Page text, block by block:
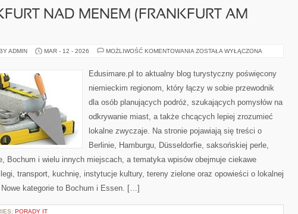
NAD MENEM (FRANKFURT AM
ADMIN MAR - 12 - 2026 MOŻLIWOŚĆ KOMENTOWANIA FRANKFURT
(FRANKFURT
AM
ZOSTAŁA WYŁĄCZONA
Edusimare.pl to aktualny blog turystyczny poświęcony
niemieckim regionom, który łączy w sobie przewodnik
dla osób planujących podróż, szukających pomysłów na
odkrywanie miast, a także chcących lepiej zrozumieć
lokalne zwyczaje. Na stronie pojawiają się treści o
Berlinie, Hamburgu, Düsseldorfie, saksońskiej perle,
Bochum i wielu innych miejscach, a tematyka wpisów obejmuje ciekawe
transport, kuchnię, instytucje kultury, tereny zielone oraz opowieści o lokalnej
kategorie to Bochum i Essen. […]
PORADY IT